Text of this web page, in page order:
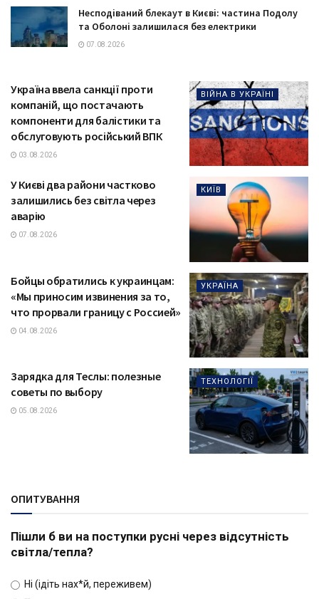
Несподіваний блекаут в Києві: частина Подолу
та Оболоні залишилася без електрики
07.08.2026
ВІЙНА В УКРАЇНІ
Україна ввела санкції проти
компаній, що постачають
компоненти для балістики та
обслуговують російський ВПК
03.08.2026
КИЇВ
У Києві два райони частково
залишились без світла через
аварію
07.08.2026
УКРАЇНА
Бойцы обратились к украинцам:
«Мы приносим извинения за то,
что прорвали границу с Россией»
04.08.2026
ТЕХНОЛОГІЇ
Зарядка для Теслы: полезные
советы по выбору
05.08.2026
ОПИТУВАННЯ
Пішли б ви на поступки русні через відсутність
світла/тепла?
Ні (ідіть нах*й, переживем)